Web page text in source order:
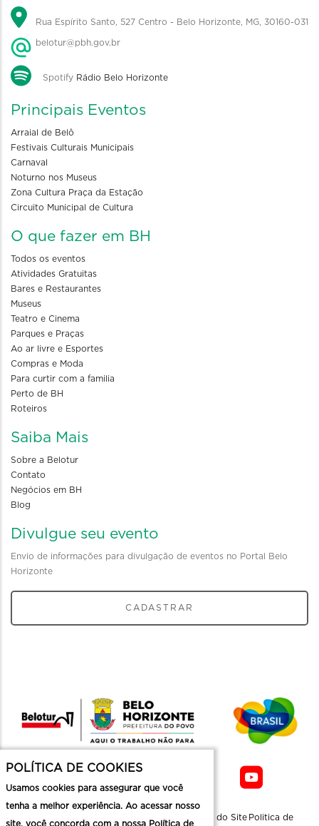
Rua Espírito Santo, 527 Centro - Belo Horizonte, MG, 30160-031
belotur@pbh.gov.br
Spotify Rádio Belo Horizonte
Principais Eventos
Arraial de Belô
Festivais Culturais Municipais
Carnaval
Noturno nos Museus
Zona Cultura Praça da Estação
Circuito Municipal de Cultura
O que fazer em BH
Todos os eventos
Atividades Gratuitas
Bares e Restaurantes
Museus
Teatro e Cinema
Parques e Praças
Ao ar livre e Esportes
Compras e Moda
Para curtir com a familia
Perto de BH
Roteiros
Saiba Mais
Sobre a Belotur
Contato
Negócios em BH
Blog
Divulgue seu evento
Envio de informações para divulgação de eventos no Portal Belo
Horizonte
CADASTRAR
Mapa do Site Politica de
POLÍTICA DE COOKIES
Usamos cookies para assegurar que você
tenha a melhor experiência. Ao acessar nosso
site, você concorda com a nossa Política de